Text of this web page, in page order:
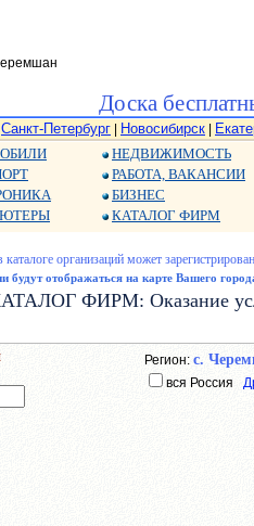
Доска
Санкт-Петербург Новосибирск
НЕДВИЖИМОСТЬ
РАБОТА, ВАКАНСИИ
БИЗНЕС
КАТАЛОГ ФИРМ
организаций может
будут отображаться на карте Вашего
ФИРМ: Оказание
Регион: с.
вся Россия